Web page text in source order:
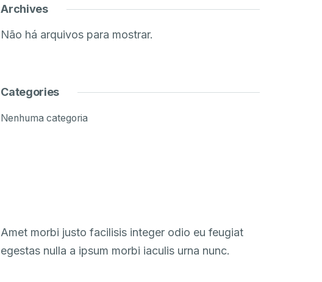
Archives
Não há arquivos para mostrar.
Categories
Nenhuma categoria
Amet morbi justo facilisis integer odio eu feugiat
egestas nulla a ipsum morbi iaculis urna nunc.